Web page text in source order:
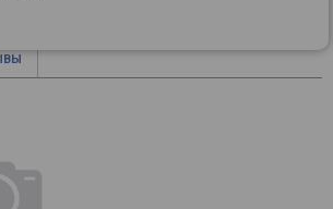
Audio MagniFi Max